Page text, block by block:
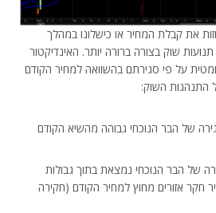
את קבלת המחיר או כישלונו במהלך
תנועות שוק בצורה ברורה יותר. האינדיקטור
על פי סגירתם בהשוואה למחיר הקודם
התנהגות השוק:
של הבר הנוכחי גבוהה מהשיא הקודם
של הבר הנוכחי נמצאת בתוך גבולות
חקר אזורים מחוץ למחיר הקודם (חקירה